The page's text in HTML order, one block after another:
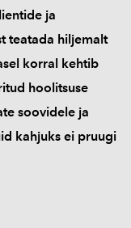
ja
teatada hiljemalt
korral kehtib
hoolitsuse
soovidele ja
kahjuks ei pruugi